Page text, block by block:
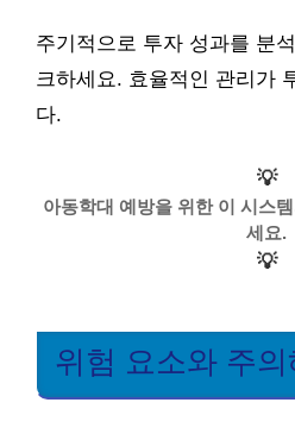
주기적으로 투자 성과를 분
크하세요. 효율적인 관리가
다.
💡
아동학대 예방을 위한 이 시스
세요.
💡
위험 요소와 주의